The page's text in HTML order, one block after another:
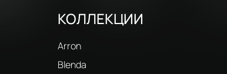
КОЛЛЕКЦИИ
Arron
Blenda